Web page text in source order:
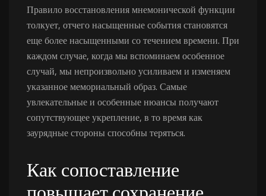
Правило восстановления мнемонической функции
толкует, отчего насыщенные события становятся
еще более насыщенными со течением времени. При
каждом случае, когда мы вспоминаем особенное
случай, мы непроизвольно усиливаем и изменяем
указанное мемориальный образ. Самые
увлекательные и особенные нюансы получают
сопутствующее укрепление, в то время как
заурядные стороны способны теряться.
Как сопоставление